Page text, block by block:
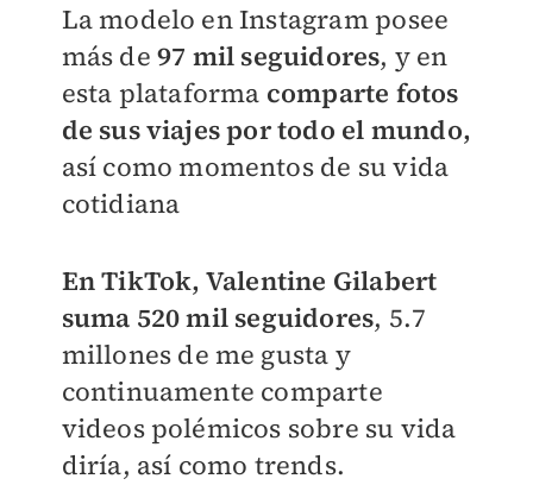
La modelo en Instagram posee
más de 97 mil seguidores, y en
esta plataforma comparte fotos
de sus viajes por todo el mundo,
así como momentos de su vida
cotidiana
En TikTok, Valentine Gilabert
suma 520mil seguidores, 5.7
millones de me gusta y
continuamente comparte
videos polémicos sobre su vida
diría, así como trends.